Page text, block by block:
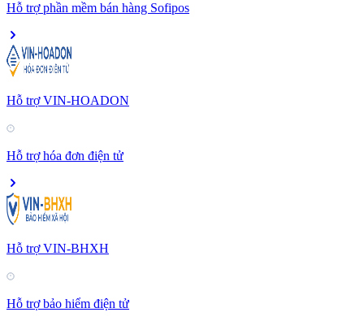
Hỗ trợ phần mềm bán hàng Sofipos
Hỗ trợ VIN-HOADON
Hỗ trợ hóa đơn điện tử
Hỗ trợ VIN-BHXH
Hỗ trợ bảo hiểm điện tử